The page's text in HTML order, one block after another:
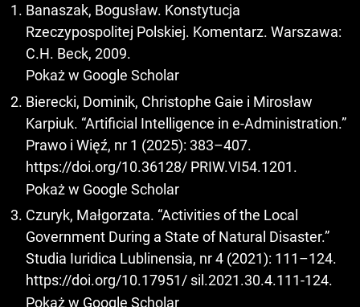
Banaszak, Bogusław. Konstytucja
Rzeczypospolitej Polskiej. Komentarz. Warszawa:
C.H. Beck, 2009.
Pokaż w Google Scholar
Bierecki, Dominik, Christophe Gaie i Mirosław
Karpiuk. “Artificial Intelligence in e-Administration.”
Prawo i Więź, nr 1 (2025): 383–407.
https://doi.org/10.36128/ PRIW.VI54.1201.
Pokaż w Google Scholar
Czuryk, Małgorzata. “Activities of the Local
Government During a State of Natural Disaster.”
Studia Iuridica Lublinensia, nr 4 (2021): 111–124.
https://doi.org/10.17951/ sil.2021.30.4.111-124.
Pokaż w Google Scholar